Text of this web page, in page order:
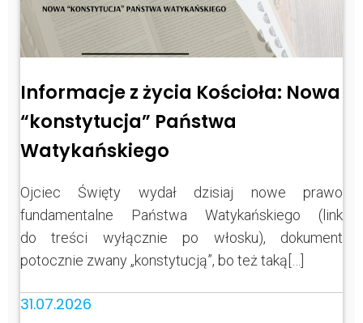
Informacje z życia Kościoła: Nowa
“konstytucja” Państwa
Watykańskiego
Ojciec Święty wydał dzisiaj nowe prawo
fundamentalne Państwa Watykańskiego (link
do treści wyłącznie po włosku), dokument
potocznie zwany „konstytucją”, bo też taką[…]
31.07.2026